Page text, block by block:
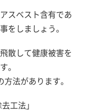
スベスト含有であ
をしましょう。
散して健康被害を
。
法があります。
工法」